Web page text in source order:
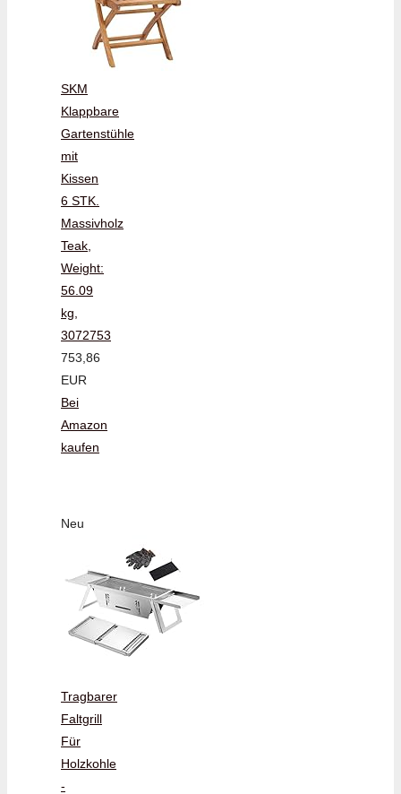
SKM
Klappbare
Gartenstühle
mit
Kissen
6 STK.
Massivholz
Teak,
Weight:
56.09
kg,
3072753
753,86
EUR
Bei
Amazon
kaufen
Neu
Tragbarer
Faltgrill
Für
Holzkohle
-